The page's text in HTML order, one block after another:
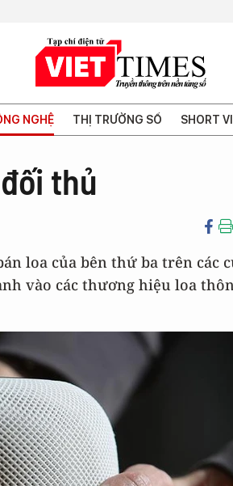
NGHỆ THỊ TRƯỜNG SỐ SHORT
thủ
loa của bên thứ ba trên các
vào các thương hiệu loa